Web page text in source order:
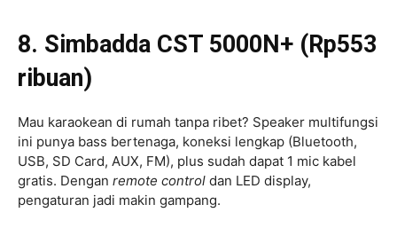
8. Simbadda CST 5000N+ (Rp553
ribuan)
Mau karaokean di rumah tanpa ribet? Speaker multifungsi
ini punya bass bertenaga, koneksi lengkap (Bluetooth,
USB, SD Card, AUX, FM), plus sudah dapat 1 mic kabel
gratis. Dengan remote control dan LED display,
pengaturan jadi makin gampang.